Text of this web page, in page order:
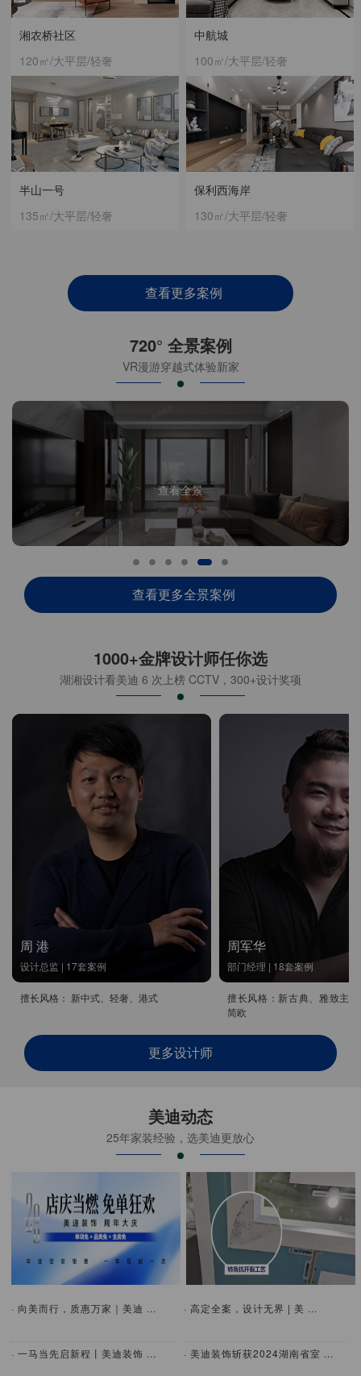
中航城
100㎡/大平层/轻奢
湘农桥社区
120㎡/大平层/轻奢
保利西海岸
130㎡/大平层/轻奢
半山一号
135㎡/大平层/轻奢
查看更多案例
720° 全景案例
VR漫游穿越式体验新家
查看全景
查看更多全景案例
1000+金牌设计师任你选
湖湘设计看美迪 6 次上榜 CCTV，300+设计奖项
周 港
设计总监 | 17套案例
擅长风格： 新中式、轻奢、港式
周军华
部门经理 | 18套案例
擅长风格：新古典、雅致主
简欧
更多设计师
美迪动态
25年家装经验，选美迪更放心
· 向美而行，质惠万家｜美迪 ...
· 一马当先启新程丨美迪装饰 ...
· 高定全案，设计无界 | 美 ...
· 美迪装饰斩获2024湖南省室 ...